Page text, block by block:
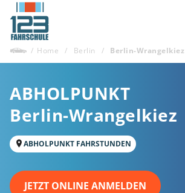
/ Home / Berlin / Berlin-Wrangelkiez
ABHOLPUNKT
Berlin-Wrangelkiez
ABHOLPUNKT FAHRSTUNDEN
JETZT ONLINE ANMELDEN